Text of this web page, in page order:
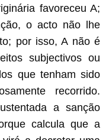
favoreceu A;
o acto não lhe
por isso, A não é
subjectivos ou
que tenham sido
recorrido.
a sanção
calcula que a